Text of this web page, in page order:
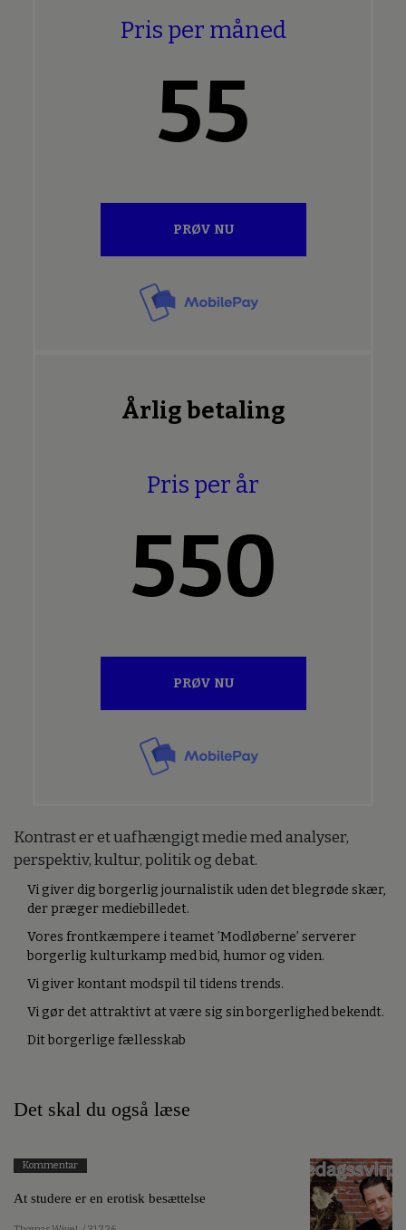
Pris per måned
55
PRØV NU
Årlig betaling
Pris per år
550
PRØV NU
Kontrast er et uafhængigt medie med analyser,
perspektiv, kultur, politik og debat.
Vi giver dig borgerlig journalistik uden det blegrøde skær,
der præger mediebilledet.
Vores frontkæmpere i teamet ’Modløberne’ serverer
borgerlig kulturkamp med bid, humor og viden.
Vi giver kontant modspil til tidens trends.
Vi gør det attraktivt at være sig sin borgerlighed bekendt.
Dit borgerlige fællesskab
Det skal du også læse
Kommentar
At studere er en erotisk besættelse